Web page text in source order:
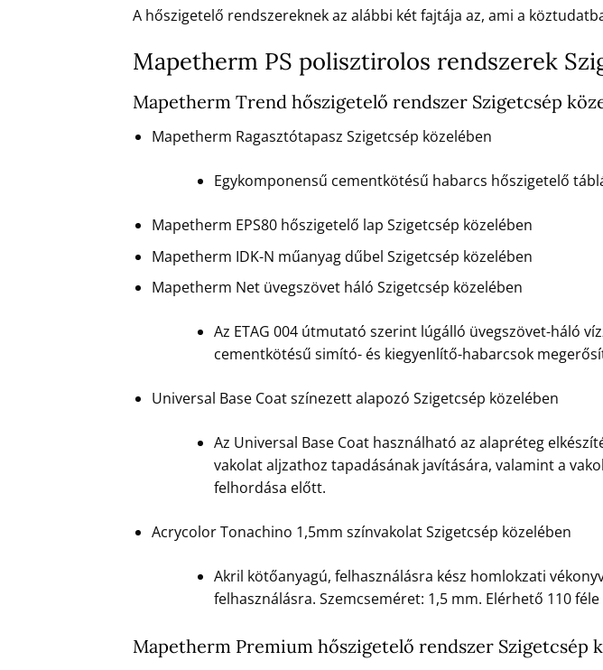
A hőszigetelő rendszereknek az alábbi két fajtája az, ami a
Mapetherm PS polisztirolos rendszerek
Mapetherm Trend hőszigetelő rendszer Szigetcsép
Mapetherm Ragasztótapasz Szigetcsép közelében
Egykomponensű cementkötésű habarcs hőszigetelő
Mapetherm EPS80 hőszigetelő lap Szigetcsép közelében
Mapetherm IDK-N műanyag dűbel Szigetcsép közelében
Mapetherm Net üvegszövet háló Szigetcsép közelében
Az ETAG 004 útmutató szerint lúgálló üvegszövet-háló
cementkötésű simító- és kiegyenlítő-habarcsok
Universal Base Coat színezett alapozó Szigetcsép közelében
Az Universal Base Coat használható az alapréteg
vakolat aljzathoz tapadásának javítására, valamint a
felhordása előtt.
Acrycolor Tonachino 1,5mm színvakolat Szigetcsép közelében
Akril kötőanyagú, felhasználásra kész homlokzati
felhasználásra. Szemcseméret: 1,5 mm. Elérhető 110
Mapetherm Premium hőszigetelő rendszer Szigetcsép